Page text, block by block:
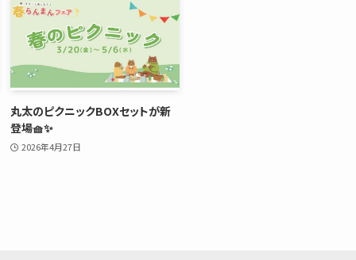
丸太のピクニックBOXセットが新
登場🧺✨
2026年4月27日